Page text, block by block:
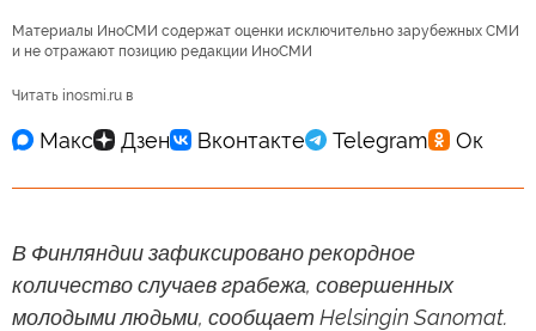
Материалы ИноСМИ содержат оценки исключительно зарубежных СМИ
и не отражают позицию редакции ИноСМИ
Читать inosmi.ru в
В Финляндии зафиксировано рекордное
количество случаев грабежа, совершенных
молодыми людьми, сообщает Helsingin Sanomat.